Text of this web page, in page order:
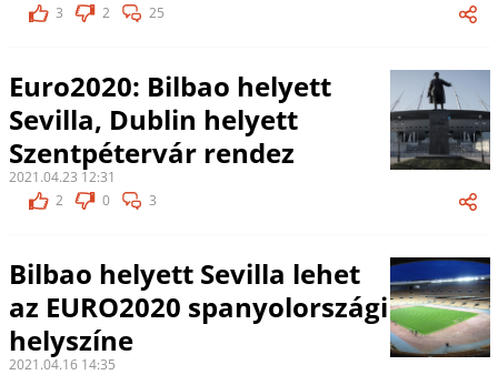
3
2 25
Euro2020: Bilbao helyett
Sevilla, Dublin helyett
Szentpétervár rendez
2021.04.23 12:31
2
0 3
Bilbao helyett Sevilla lehet
az EURO2020 spanyolországi
helyszíne
2021.04.16 14:35